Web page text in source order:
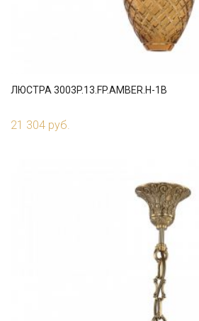
ЛЮСТРА 3003P.13.FP.AMBER.H-1B
21 304 руб.